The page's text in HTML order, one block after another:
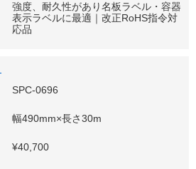
強度、耐久性があり名板ラベル・容器
表示ラベルに最適｜改正RoHS指令対
応品
SPC-0696
幅490mm×長さ30m
¥40,700